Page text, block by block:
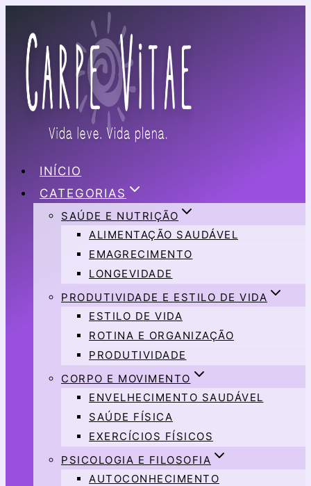
Conteúdo
INÍCIO
CATEGORIAS
SAÚDE E NUTRIÇÃO
ALIMENTAÇÃO SAUDÁVEL
EMAGRECIMENTO
LONGEVIDADE
PRODUTIVIDADE E ESTILO DE VIDA
ESTILO DE VIDA
ROTINA E ORGANIZAÇÃO
PRODUTIVIDADE
CORPO E MOVIMENTO
ENVELHECIMENTO SAUDÁVEL
SAÚDE FÍSICA
EXERCÍCIOS FÍSICOS
PSICOLOGIA E FILOSOFIA
AUTOCONHECIMENTO